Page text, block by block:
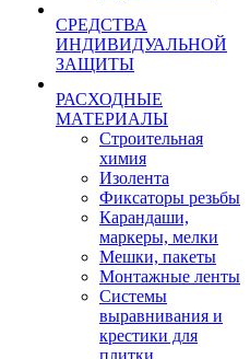
СРЕДСТВА
ИНДИВИДУАЛЬНОЙ
ЗАЩИТЫ
РАСХОДНЫЕ
МАТЕРИАЛЫ
Строительная
химия
Изолента
Фиксаторы резьбы
Карандаши,
маркеры, мелки
Мешки, пакеты
Монтажные ленты
Системы
выравнивания и
крестики для
плитки